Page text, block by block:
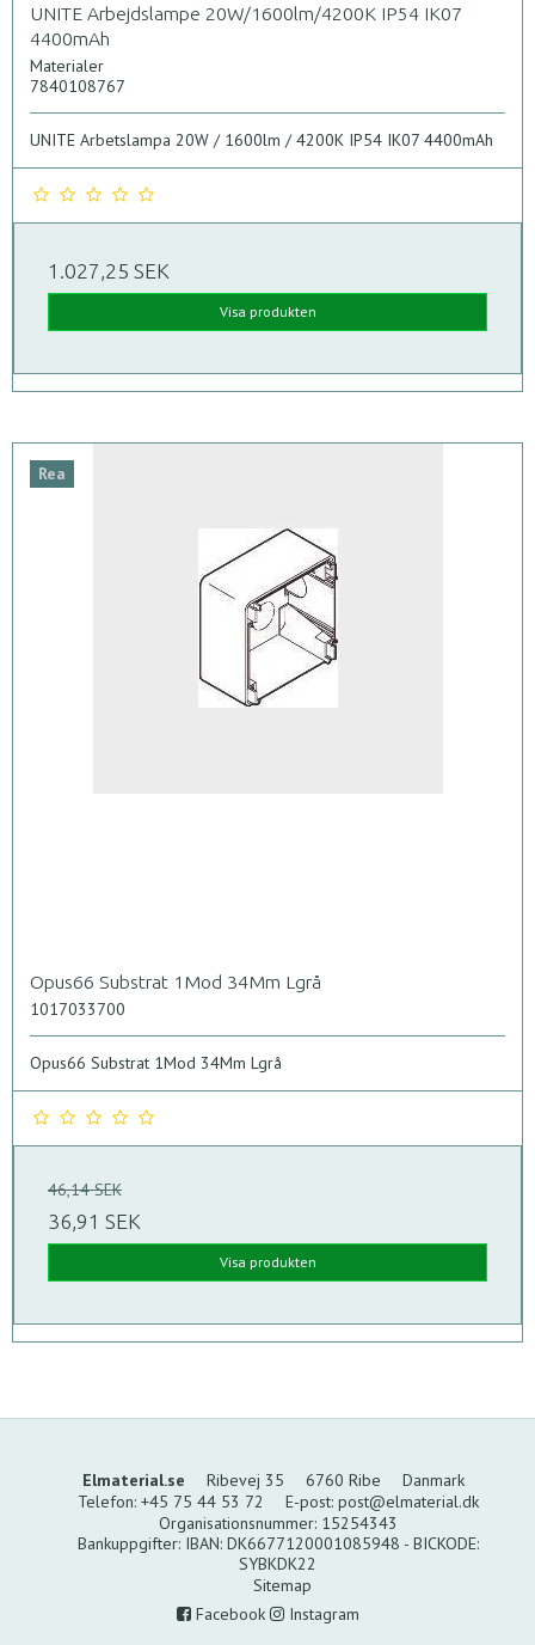
UNITE Arbejdslampe 20W/1600lm/4200K IP54 IK07
4400mAh
Materialer
7840108767
UNITE Arbetslampa 20W / 1600lm / 4200K IP54 IK07 4400mAh
1.027,25 SEK
Visa produkten
Rea
Opus66 Substrat 1Mod 34Mm Lgrå
1017033700
Opus66 Substrat 1Mod 34Mm Lgrå
46,14 SEK
36,91 SEK
Visa produkten
Elmaterial.se Ribevej 35 6760 Ribe
Danmark
Telefon: +45 75 44 53 72 E-post: post@elmaterial.dk
Organisationsnummer:15254343
Bankuppgifter:IBAN: DK6677120001085948 - BICKODE:
SYBKDK22
Sitemap
Facebook
Instagram